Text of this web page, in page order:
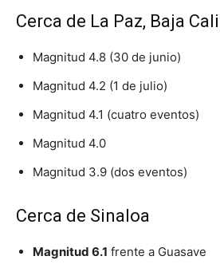
Cerca de La Paz, Baja
Magnitud 4.8 (30 de junio)
Magnitud 4.2 (1 de julio)
Magnitud 4.1 (cuatro eventos)
Magnitud 4.0
Magnitud 3.9 (dos eventos)
Cerca de Sinaloa
Magnitud 6.1 frente a Guasave